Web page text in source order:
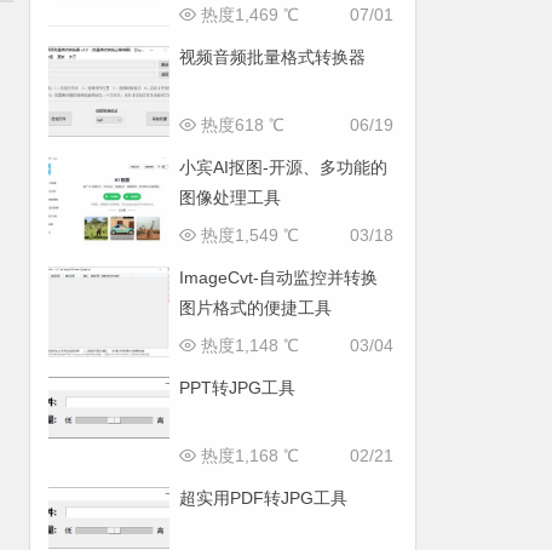
07/01
热度1,469 ℃
视频音频批量格式转换器
06/19
热度618 ℃
小宾AI抠图-开源、多功能的
图像处理工具
03/18
热度1,549 ℃
ImageCvt-自动监控并转换
图片格式的便捷工具
03/04
热度1,148 ℃
PPT转JPG工具
02/21
热度1,168 ℃
超实用PDF转JPG工具